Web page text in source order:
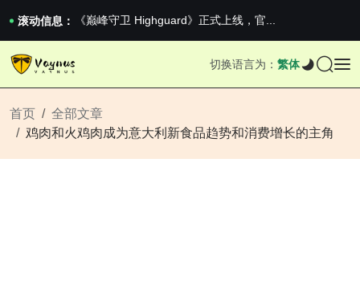
滚动信息：
男生找对象最重要的是什么？太真实了
2026澳网男单收官：全满贯对上全满亚，德约...
《巅峰守卫 Highguard》正式上线，官...
切换语言为： 繁体
首页
全部文章
鸡肉和火鸡肉成为意大利新食品趋势和消费增长的主角